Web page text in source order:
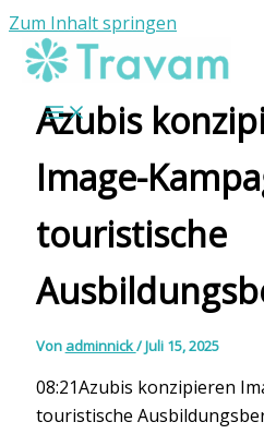
Zum Inhalt springen
Azubis
Image-
touristische
Von adminnick/Juli 15, 2025
08:21Azubis konzipieren
touristische